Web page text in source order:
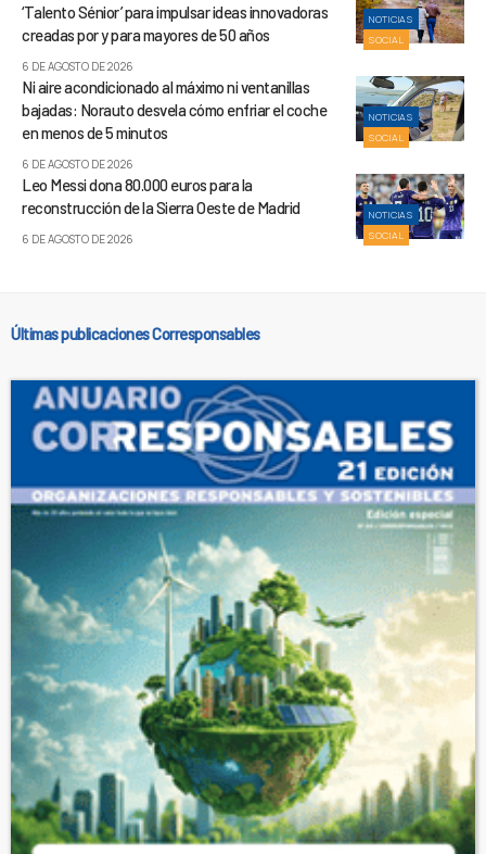
NOTICIAS
SOCIAL
‘Talento Sénior’ para impulsar ideas innovadoras
creadas por y para mayores de 50 años
6 DE AGOSTO DE 2026
NOTICIAS
SOCIAL
Ni aire acondicionado al máximo ni ventanillas
bajadas: Norauto desvela cómo enfriar el coche
en menos de 5 minutos
6 DE AGOSTO DE 2026
NOTICIAS
SOCIAL
Leo Messi dona 80.000 euros para la
reconstrucción de la Sierra Oeste de Madrid
6 DE AGOSTO DE 2026
Últimas publicaciones Corresponsables